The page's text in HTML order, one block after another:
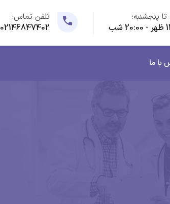
تا پنجشنبه:
شب
تلفن تماس:
02146847402
با ما